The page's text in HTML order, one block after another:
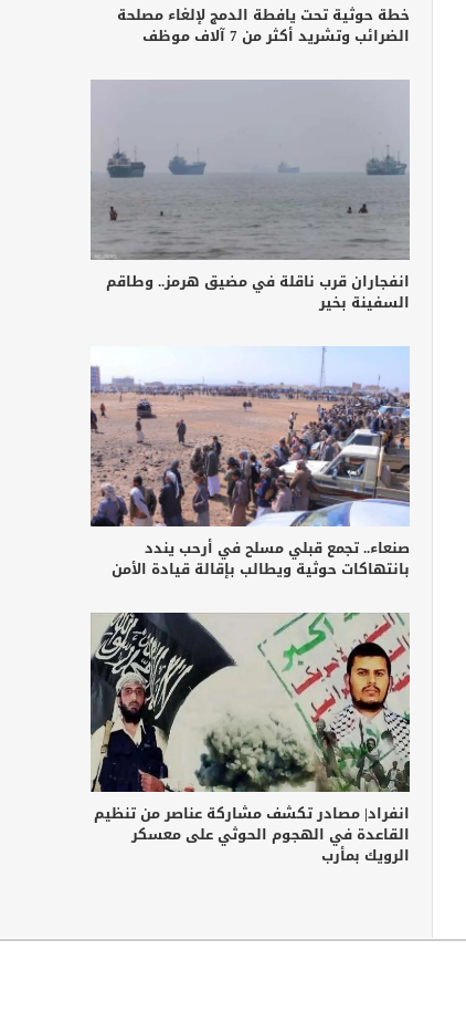
خطة حوثية تحت يافطة الدمج لإلغاء مصلحة
الضرائب وتشريد أكثر من 7 آلاف موظف
انفجاران قرب ناقلة في مضيق هرمز.. وطاقم
السفينة بخير
صنعاء.. تجمع قبلي مسلح في أرحب يندد
بانتهاكات حوثية ويطالب بإقالة قيادة الأمن
انفراد| مصادر تكشف مشاركة عناصر من تنظيم
القاعدة في الهجوم الحوثي على معسكر
الرويك بمأرب